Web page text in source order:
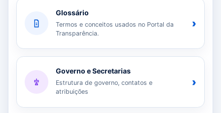
Glossário
Termos e conceitos usados no Portal da
Transparência.
›
Governo e Secretarias
Estrutura de governo, contatos e
atribuições
›